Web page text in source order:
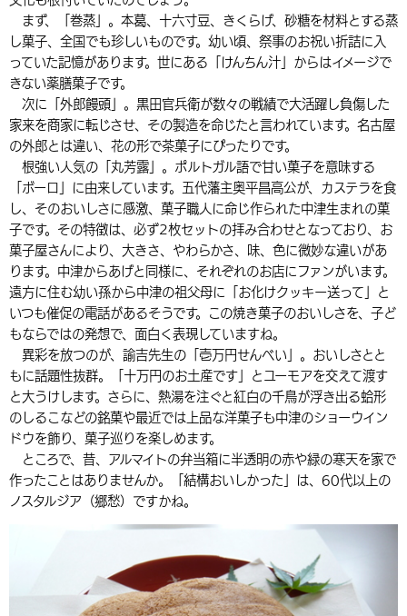
中国語（繁体字） 韓国語（한국어）
環境・衛生 生涯学習・スポーツ・人権
選挙 外国人の方向け情報
都市整備
手当・助成 健康・医療
相談・支援・情報 計画・施策
観光なび スポットを探す
遊ぶ・体験する グルメ・食べる
買う・おみやげ 四季のイベント・祭り
移住・定住
市政情報
中津市について 市役所の紹介
地方創生・地域活性化 広報・広聴
行政・計画
まず、「巻蒸」。本葛、十六寸豆、きくらげ、砂糖を材料とする蒸
し菓子、全国でも珍しいものです。幼い頃、祭事のお祝い折詰に入
っていた記憶があります。世にある「けんちん汁」からはイメージで
きない薬膳菓子です。
次に「外郎饅頭」。黒田官兵衛が数々の戦績で大活躍し負傷した
家来を商家に転じさせ、その製造を命じたと言われています。名古屋
の外郎とは違い、花の形で茶菓子にぴったりです。
根強い人気の「丸芳露」。ポルトガル語で甘い菓子を意味する
「ボーロ」に由来しています。五代藩主奥平昌高公が、カステラを食
し、そのおいしさに感激、菓子職人に命じ作られた中津生まれの菓
子です。その特徴は、必ず2枚セットの拝み合わせとなっており、お
菓子屋さんにより、大きさ、やわらかさ、味、色に微妙な違いがあ
ります。中津からあげと同様に、それぞれのお店にファンがいます。
遠方に住む幼い孫から中津の祖父母に「お化けクッキー送って」と
いつも催促の電話があるそうです。この焼き菓子のおいしさを、子ど
もならではの発想で、面白く表現していますね。
異彩を放つのが、諭吉先生の「壱万円せんべい」。おいしさとと
もに話題性抜群。「十万円のお土産です」とユーモアを交えて渡す
と大うけします。さらに、熱湯を注ぐと紅白の千鳥が浮き出る蛤形
のしるこなどの銘菓や最近では上品な洋菓子も中津のショーウイン
ドウを飾り、菓子巡りを楽しめます。
ところで、昔、アルマイトの弁当箱に半透明の赤や緑の寒天を家で
作ったことはありませんか。「結構おいしかった」は、60代以上の
ノスタルジア（郷愁）ですかね。